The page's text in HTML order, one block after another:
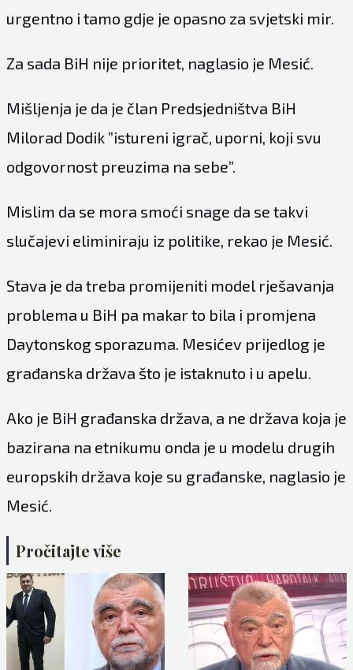
urgentno i tamo gdje je opasno za svjetski mir.
Za sada BiH nije prioritet, naglasio je Mesić.
Mišljenja je da je član Predsjedništva BiH
Milorad Dodik ”istureni igrač, uporni, koji svu
odgovornost preuzima na sebe”.
Mislim da se mora smoći snage da se takvi
slučajevi eliminiraju iz politike, rekao je Mesić.
Stava je da treba promijeniti model rješavanja
problema u BiH pa makar to bila i promjena
Daytonskog sporazuma. Mesićev prijedlog je
građanska država što je istaknuto i u apelu.
Ako je BiH građanska država, a ne država koja je
bazirana na etnikumu onda je u modelu drugih
europskih država koje su građanske, naglasio je
Mesić.
Pročitajte više